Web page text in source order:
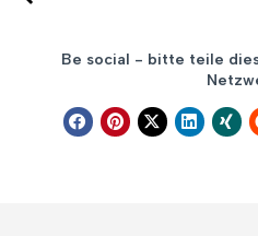
Be social - bitte teile